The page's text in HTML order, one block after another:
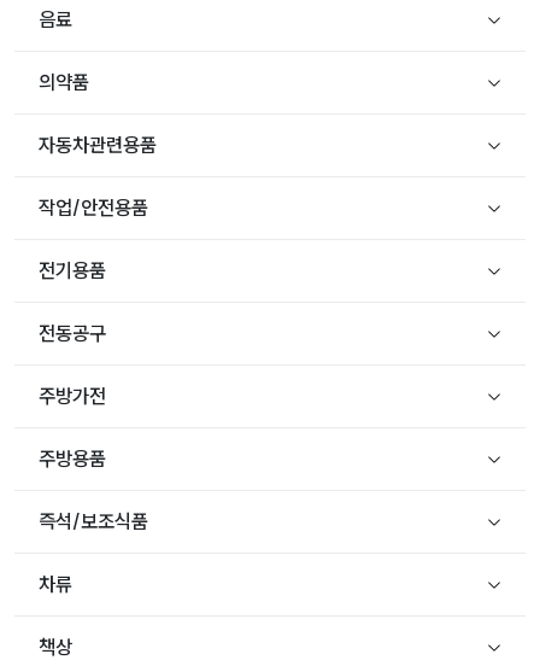
음료
의약품
자동차관련용품
작업/안전용품
전기용품
전동공구
주방가전
주방용품
즉석/보조식품
차류
책상